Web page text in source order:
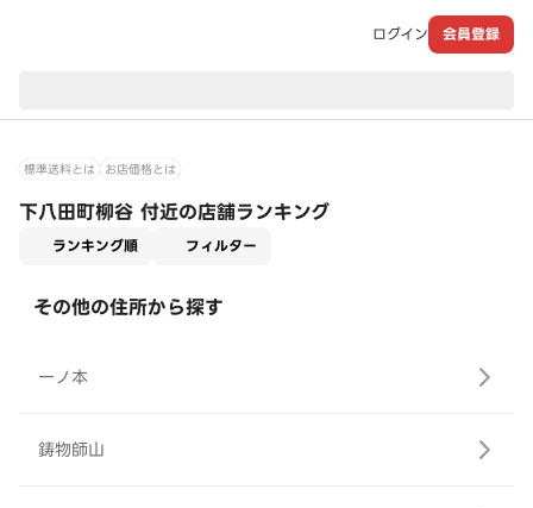
ログイン 会員登録
標準送料とは お店価格とは
下八田町柳谷 付近の店舗ランキング
ランキング順 フィルター
その他の住所から探す
一ノ本
鋳物師山